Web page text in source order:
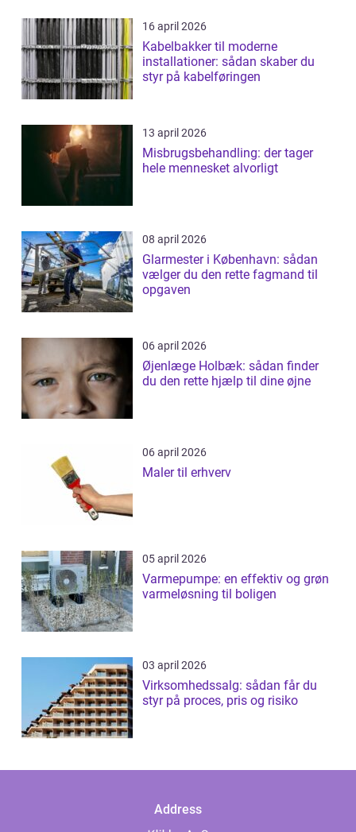
16 april 2026
Kabelbakker til moderne
installationer: sådan skaber du
styr på kabelføringen
13 april 2026
Misbrugsbehandling: der tager
hele mennesket alvorligt
08 april 2026
Glarmester i København: sådan
vælger du den rette fagmand til
opgaven
06 april 2026
Øjenlæge Holbæk: sådan finder
du den rette hjælp til dine øjne
06 april 2026
Maler til erhverv
05 april 2026
Varmepumpe: en effektiv og grøn
varmeløsning til boligen
03 april 2026
Virksomhedssalg: sådan får du
styr på proces, pris og risiko
Address